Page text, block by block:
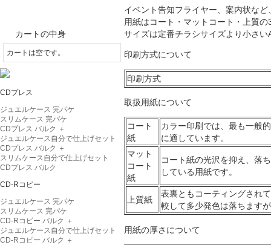
カートの中身
カートは空です。
CDプレス
ジュエルケース 完パケ
スリムケース 完パケ
CDプレス バルク ＋
ジュエルケース自分で仕上げセット
CDプレス バルク ＋
スリムケース自分で仕上げセット
CDプレス バルク
CD-Rコピー
ジュエルケース 完パケ
スリムケース 完パケ
CD-Rコピー バルク ＋
ジュエルケース自分で仕上げセット
CD-Rコピー バルク ＋
イベント告知フライヤー、案内状な
用紙はコート・マットコート・上質
サイズは定番チラシサイズより小さい
印刷方式について
印刷方式
取扱用紙について
コート
紙
カラー印刷では、最も一般
に適しています。
マット
コート
紙
コート紙の光沢を抑え、落
している用紙です。
上質紙
表裏ともコーティングされ
較して多少発色は落ちます
用紙の厚さについて